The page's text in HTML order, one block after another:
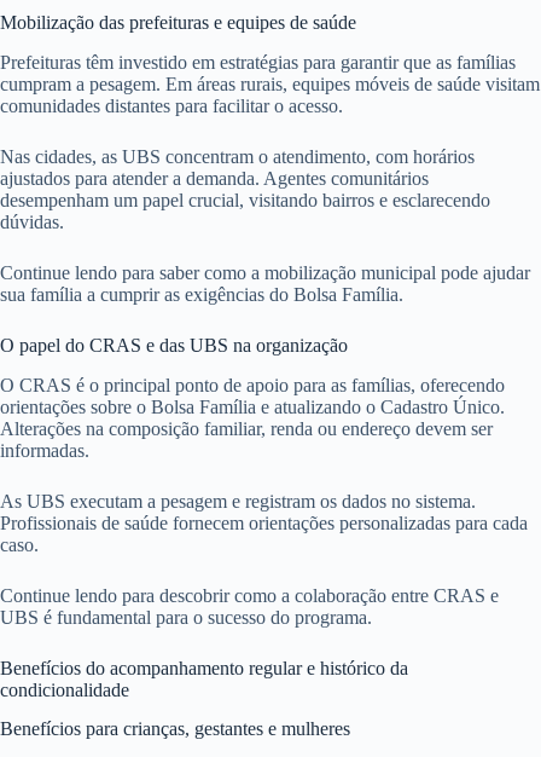
Mobilização das prefeituras e equipes de saúde
Prefeituras têm investido em estratégias para garantir que as famílias
cumpram a pesagem. Em áreas rurais, equipes móveis de saúde visitam
comunidades distantes para facilitar o acesso.
Nas cidades, as UBS concentram o atendimento, com horários
ajustados para atender a demanda. Agentes comunitários
desempenham um papel crucial, visitando bairros e esclarecendo
dúvidas.
Continue lendo para saber como a mobilização municipal pode ajudar
sua família a cumprir as exigências do Bolsa Família.
O papel do CRAS e das UBS na organização
O CRAS é o principal ponto de apoio para as famílias, oferecendo
orientações sobre o Bolsa Família e atualizando o Cadastro Único.
Alterações na composição familiar, renda ou endereço devem ser
informadas.
As UBS executam a pesagem e registram os dados no sistema.
Profissionais de saúde fornecem orientações personalizadas para cada
caso.
Continue lendo para descobrir como a colaboração entre CRAS e
UBS é fundamental para o sucesso do programa.
Benefícios do acompanhamento regular e histórico da
condicionalidade
Benefícios para crianças, gestantes e mulheres